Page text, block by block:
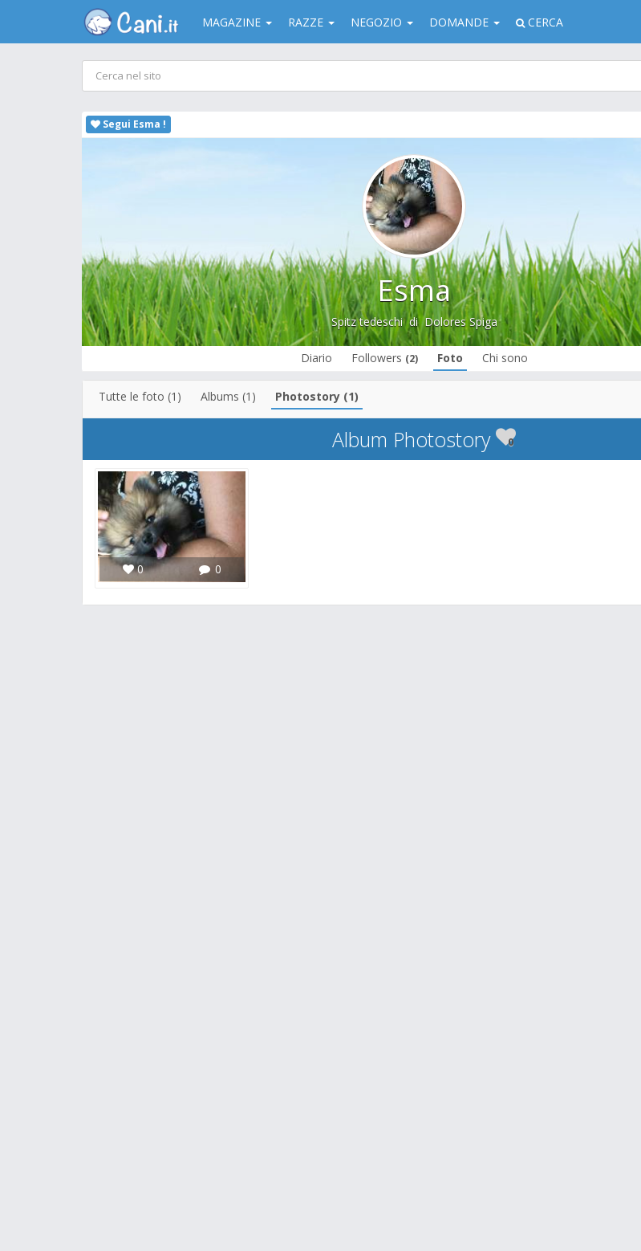
MAGAZINE RAZZE NEGOZIO DOMANDE CERCA
Segui Esma !
Esma
Spitz tedeschidiDolores Spiga
Diario Followers (2) Foto Chi sono
Tutte le foto (1) Albums (1) Photostory (1)
Album Photostory 0
0 0